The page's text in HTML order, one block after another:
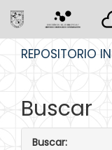
REPOSITORIO
Buscar
Buscar: